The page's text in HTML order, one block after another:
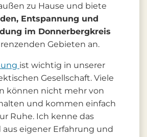
zu Hause und biete
Entspannung und
im Donnerbergkreis
Gebieten an.
ist wichtig in unserer
Gesellschaft. Viele
können nicht mehr von
und kommen einfach
Ruhe. Ich kenne das
aus eigener Erfahrung und